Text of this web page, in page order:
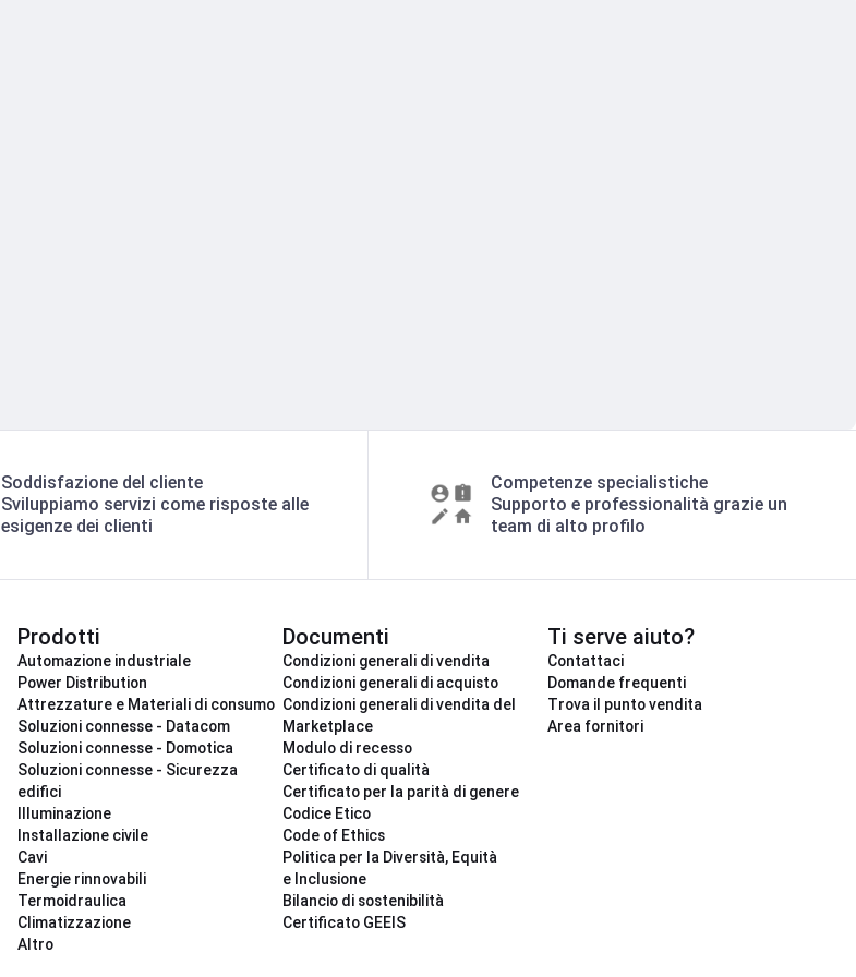
Soddisfazione del cliente
Sviluppiamo servizi come risposte alle
esigenze dei clienti
Competenze specialistiche
Supporto e professionalità grazie un
team di alto profilo
Prodotti
Automazione industriale
Power Distribution
Attrezzature e Materiali di consumo
Soluzioni connesse - Datacom
Soluzioni connesse - Domotica
Soluzioni connesse - Sicurezza
edifici
Illuminazione
Installazione civile
Cavi
Energie rinnovabili
Termoidraulica
Climatizzazione
Altro
Documenti
Condizioni generali di vendita
Condizioni generali di acquisto
Condizioni generali di vendita del
Marketplace
Modulo di recesso
Certificato di qualità
Certificato per la parità di genere
Codice Etico
Code of Ethics
Politica per la Diversità, Equità
e Inclusione
Bilancio di sostenibilità
Certificato GEEIS
Ti serve aiuto?
Contattaci
Domande frequenti
Trova il punto vendita
Area fornitori